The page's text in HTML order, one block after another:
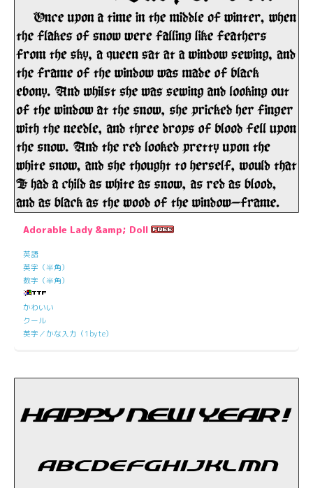
Adorable Lady &amp; Doll
英語
英字（半角）
数字（半角）
かわいい
クール
英字／かな入力（1byte）